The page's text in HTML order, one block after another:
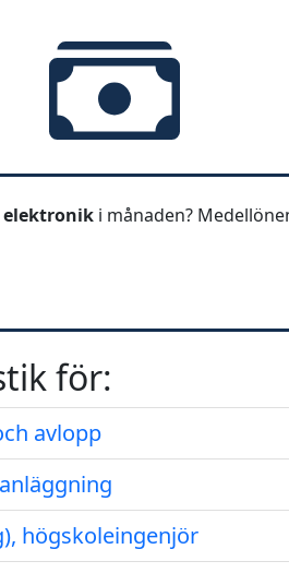
elektronik i månaden?
för:
avlopp
högskoleingenjör